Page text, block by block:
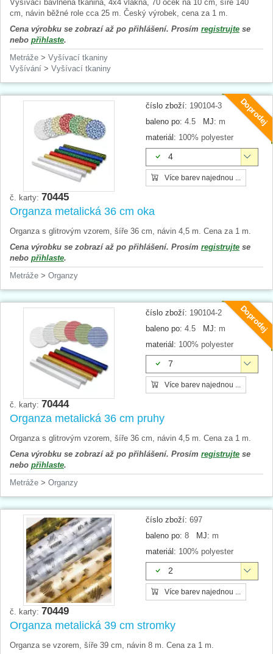
Vyšívací bavlněná tkanina, 4x4 vlákna, 70 oček na 10 cm, šíře 140
cm, návin běžné role cca 25 m. Český výrobek, cena za 1 m.
Cena výrobku se zobrazí až po přihlášení. Prosím registrujte se
nebo přihlaste.
Metráže > Vyšívací tkaniny
Vyšívání > Vyšívací tkaniny
Doprodej
číslo zboží: 190104-3
baleno po: 4.5 MJ: m
materiál: 100% polyester
4
Více barev najednou ...
č. karty: 70445
Organza metalická 36 cm oka
Organza s glitrovým vzorem, šíře 36 cm, návin 4,5 m. Cena za 1 m.
Cena výrobku se zobrazí až po přihlášení. Prosím registrujte se
nebo přihlaste.
Metráže > Organzy
Doprodej
číslo zboží: 190104-2
baleno po: 4.5 MJ: m
materiál: 100% polyester
7
Více barev najednou ...
č. karty: 70444
Organza metalická 36 cm pruhy
Organza s glitrovým vzorem, šíře 36 cm, návin 4,5 m. Cena za 1 m.
Cena výrobku se zobrazí až po přihlášení. Prosím registrujte se
nebo přihlaste.
Metráže > Organzy
číslo zboží: 697
baleno po: 8 MJ: m
materiál: 100% polyester
2
Více barev najednou ...
č. karty: 70449
Organza metalická 39 cm stromky
Organza se vzorem, šíře 39 cm, návin 8 m. Cena za 1 m.